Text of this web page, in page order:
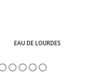
EAU DE LOURDES